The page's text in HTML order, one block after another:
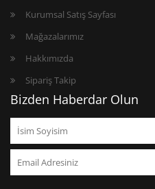
Kurumsal Satış Sayfası
Mağazalarımız
Hakkımızda
Sipariş Takip
Bizden Haberdar Olun